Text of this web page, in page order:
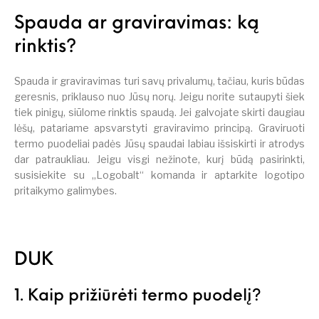
Spauda ar graviravimas: ką
rinktis?
Spauda ir graviravimas turi savų privalumų, tačiau, kuris būdas
geresnis, priklauso nuo Jūsų norų. Jeigu norite sutaupyti šiek
tiek pinigų, siūlome rinktis spaudą. Jei galvojate skirti daugiau
lėšų, patariame apsvarstyti graviravimo principą. Graviruoti
termo puodeliai padės Jūsų spaudai labiau išsiskirti ir atrodys
dar patraukliau. Jeigu visgi nežinote, kurį būdą pasirinkti,
susisiekite su „Logobalt“ komanda ir aptarkite logotipo
pritaikymo galimybes.
DUK
1. Kaip prižiūrėti termo puodelį?